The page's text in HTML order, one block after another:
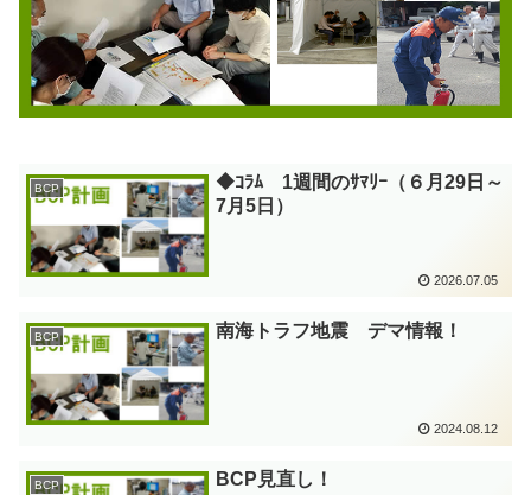
BCP
◆ｺﾗﾑ 1週間のｻﾏﾘｰ（６月29日～
7月5日）
2026.07.05
BCP 南海トラフ地震 デマ情報！
2024.08.12
BCP BCP見直し！